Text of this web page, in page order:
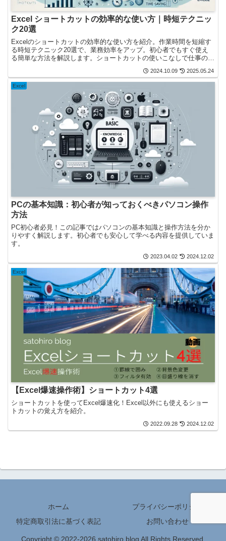
Excel ショートカットの効率的な使い方｜時短テクニッ
ク20選
Excelのショートカットの効率的な使い方を紹介。作業時間を短縮す
る時短テクニック20選で、業務効率をアップ。初心者でもすぐ使え
る簡単な方法を解説します。ショートカットの使いこなしで仕事の質
2024.10.09 2025.05.24
Excel
PCの基本知識：初心者が知っておくべきパソコン操作
方法
PC初心者必見！この記事ではパソコンの基本知識と操作方法を分か
りやすく解説します。初心者でも安心して学べる内容を提供していま
す。
2023.04.02 2024.12.02
Excel
【Excel爆速操作術】ショートカット4選
ショートカットを使ってExcel爆速化！Excel以外にも使えるショー
トカットの覚え方を紹介。
2022.09.28 2024.12.02
ホーム
プライバシーポリシー
特定商取引法に基づく表記
お問い合わせ
Copyright © 2022-2026 satohiro blog All Rights Reserved.